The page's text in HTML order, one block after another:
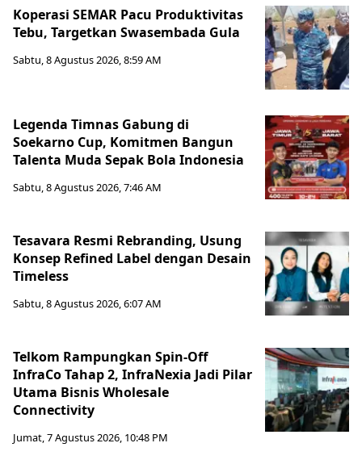
Koperasi SEMAR Pacu Produktivitas
Tebu, Targetkan Swasembada Gula
Sabtu, 8 Agustus 2026, 8:59 AM
Legenda Timnas Gabung di
Soekarno Cup, Komitmen Bangun
Talenta Muda Sepak Bola Indonesia
Sabtu, 8 Agustus 2026, 7:46 AM
Tesavara Resmi Rebranding, Usung
Konsep Refined Label dengan Desain
Timeless
Sabtu, 8 Agustus 2026, 6:07 AM
Telkom Rampungkan Spin-Off
InfraCo Tahap 2, InfraNexia Jadi Pilar
Utama Bisnis Wholesale
Connectivity
Jumat, 7 Agustus 2026, 10:48 PM